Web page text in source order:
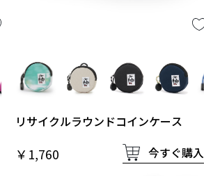
リサイクルラウンドコインケース
￥1,760 今すぐ購入